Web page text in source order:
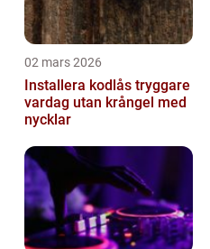
02 mars 2026
Installera kodlås tryggare
vardag utan krångel med
nycklar